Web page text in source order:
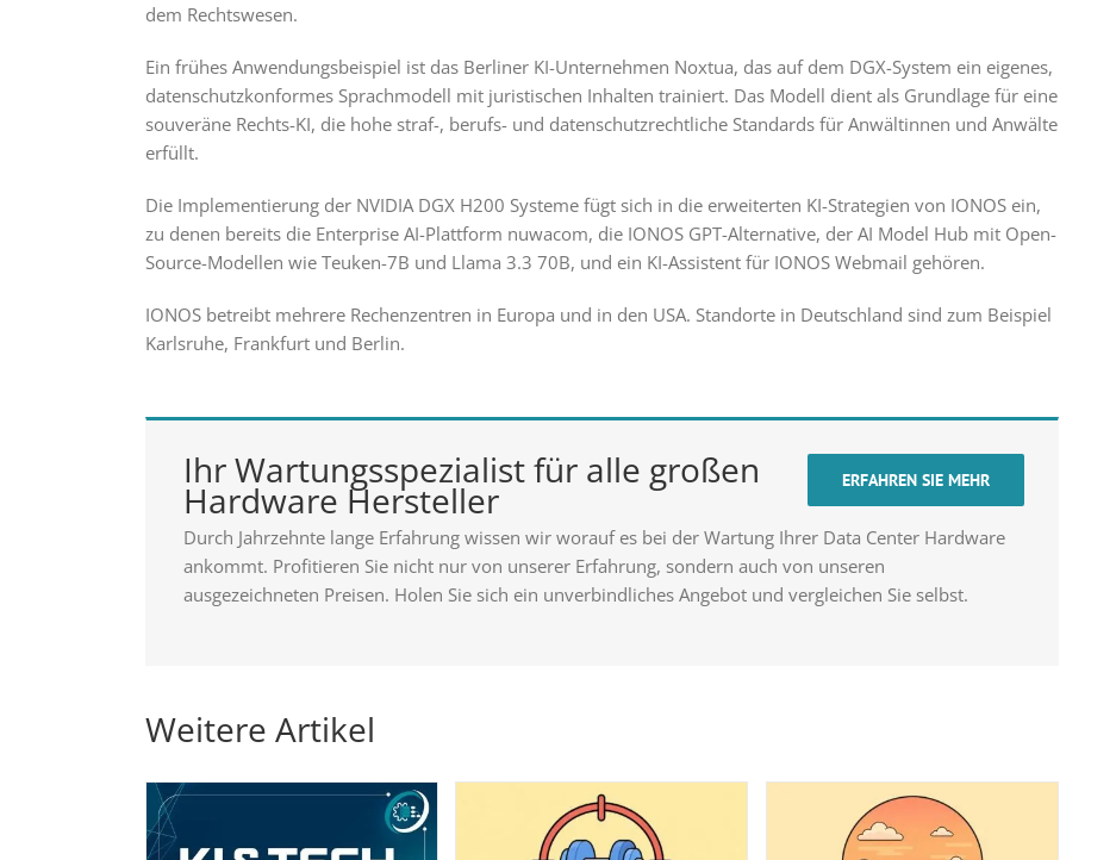
dem Rechtswesen.
Ein frühes Anwendungsbeispiel ist das Berliner KI-Unternehmen Noxtua, das auf dem DGX-System ein eigenes,
datenschutzkonformes Sprachmodell mit juristischen Inhalten trainiert. Das Modell dient als Grundlage für eine
souveräne Rechts-KI, die hohe straf-, berufs- und datenschutzrechtliche Standards für Anwältinnen und Anwälte
erfüllt.
Die Implementierung der NVIDIA DGX H200 Systeme fügt sich in die erweiterten KI-Strategien von IONOS ein,
zu denen bereits die Enterprise AI-Plattform nuwacom, die IONOS GPT-Alternative, der AI Model Hub mit Open-
Source-Modellen wie Teuken-7B und Llama 3.3 70B, und ein KI-Assistent für IONOS Webmail gehören.
IONOS betreibt mehrere Rechenzentren in Europa und in den USA. Standorte in Deutschland sind zum Beispiel
Karlsruhe, Frankfurt und Berlin.
ERFAHREN SIE MEHR
Ihr Wartungsspezialist für alle großen
Hardware Hersteller
Durch Jahrzehnte lange Erfahrung wissen wir worauf es bei der Wartung Ihrer Data Center Hardware
ankommt. Profitieren Sie nicht nur von unserer Erfahrung, sondern auch von unseren
ausgezeichneten Preisen. Holen Sie sich ein unverbindliches Angebot und vergleichen Sie selbst.
Weitere Artikel